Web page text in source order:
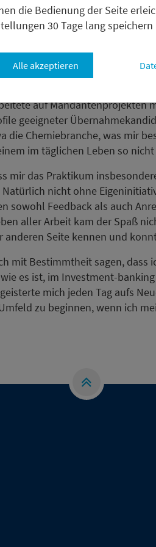
die Bedienung der Seite
30 Tage lang speichern
Alle akzeptieren
„Danke!“ – und die Türen
war anders und vor allem
erfuhr ich Wissenswertes
mich mit diversen
bearbeitete ich
auf Mandantenprojekten
geeigneter
die Chemiebranche, was mir
im täglichen Leben so nicht
mir das Praktikum
nicht ohne
sowohl Feedback als auch
aller Arbeit kam der Spaß
Seite kennen und
mit Bestimmtheit sagen, dass
es ist, im Investment-
mich jeden Tag aufs
zu beginnen, wenn ich